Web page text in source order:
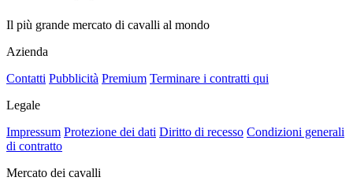
Il più grande mercato di cavalli al mondo
Azienda
Contatti Pubblicità Premium Terminare i contratti qui
Legale
Impressum Protezione dei dati Diritto di recesso Condizioni generali
di contratto
Mercato dei cavalli